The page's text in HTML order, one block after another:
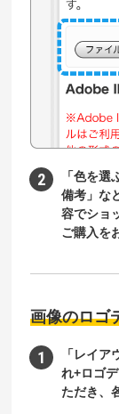
「色を
備考」な
容でショ
ご購入を
画像のロゴ
「レイ
れ+ロゴ
ただき、